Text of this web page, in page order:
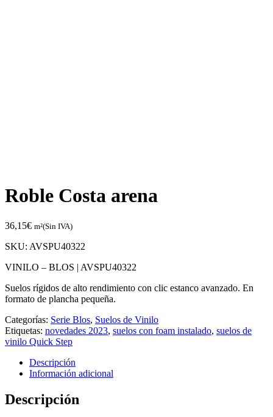
Roble Costa arena
36,15€ m²(Sin IVA)
SKU: AVSPU40322
VINILO – BLOS | AVSPU40322
Suelos rígidos de alto rendimiento con clic estanco avanzado. En
formato de plancha pequeña.
Categorías: Serie Blos, Suelos de Vinilo
Etiquetas: novedades 2023, suelos con foam instalado, suelos de
vinilo Quick Step
Descripción
Información adicional
Descripción